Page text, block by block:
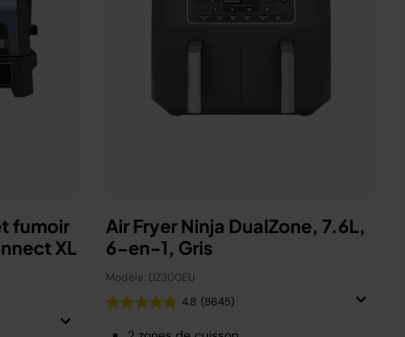
fumoir
XL
Air Fryer Ninja DualZone, 7.6L,
6-en-1, Gris
Modèle: DZ300EU
4.8 (8645)